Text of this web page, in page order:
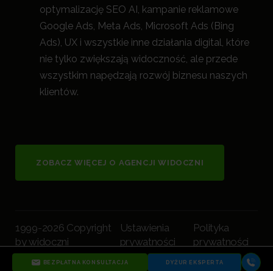
optymalizację SEO AI, kampanie reklamowe
Google Ads, Meta Ads, Microsoft Ads (Bing
Ads), UX i wszystkie inne działania digital, które
nie tylko zwiększają widoczność, ale przede
wszystkim napędzają rozwój biznesu naszych
klientów.
ZOBACZ WIĘCEJ O AGENCJI WIDOCZNI
1999-2026 Copyright
by widoczni
Ustawienia
prywatności
Polityka
prywatności
BEZPŁATNA KONSULTACJA DYŻUR EKSPERTA